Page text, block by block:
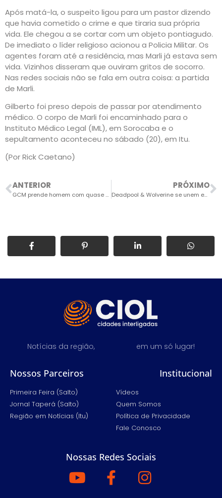
Após matá-la, o suspeito ligou para um pastor dizendo
que havia cometido o crime e que tiraria sua própria
vida. Ele chegou a se cortar com um objeto pontiagudo.
De imediato o líder religioso acionou a Policia Militar. Os
agentes foram até a residência, mas Marli já estava sem
vida. Vizinhos disseram que ouviram gritos de socorro.
Nas redes sociais não se fala em outra coisa: a partida
de Marli.
Gilberto foi preso depois de passar por atendimento
médico. O corpo de Marli foi encaminhado para o
Instituto Médico Legal (IML), em Sorocaba e o
sepultamento aconteceu no sábado (20), em Itu.
(Por Rick Caetano)
ANTERIOR
GCM prende homem com quase 3 mil porções de drogas no Marília
PRÓXIMO
Deadpool & Wolverine se unem em novo filme
Notícias da região, em um só lugar!
Nossos Parceiros
Primeira Feira (Salto)
Jornal Taperá (Salto)
Região em Notícias (Itu)
Institucional
Vídeos
Quem Somos
Política de Privacidade
Fale Conosco
Nossas Redes Sociais